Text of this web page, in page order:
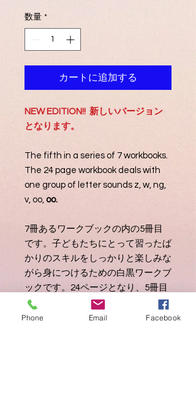
数量 *
カートに追加する
NEW EDITION!! 新しいバージョン
となります。
The fifth in a series of 7 workbooks.
The 24 page workbook deals with
one group of letter sounds z, w, ng,
v, oo, oo.
7冊あるワークブックの内の5冊目
です。子どもたちにとって習ったば
かりのスキルをしっかりと楽しみな
がら身につけるための白黒ワークブ
ックです。24ページとなり、5冊目
ではz, w, ng, v, oo,oo
が網羅されま
す。ワークブックには大文字も含ま
Phone Email Facebook